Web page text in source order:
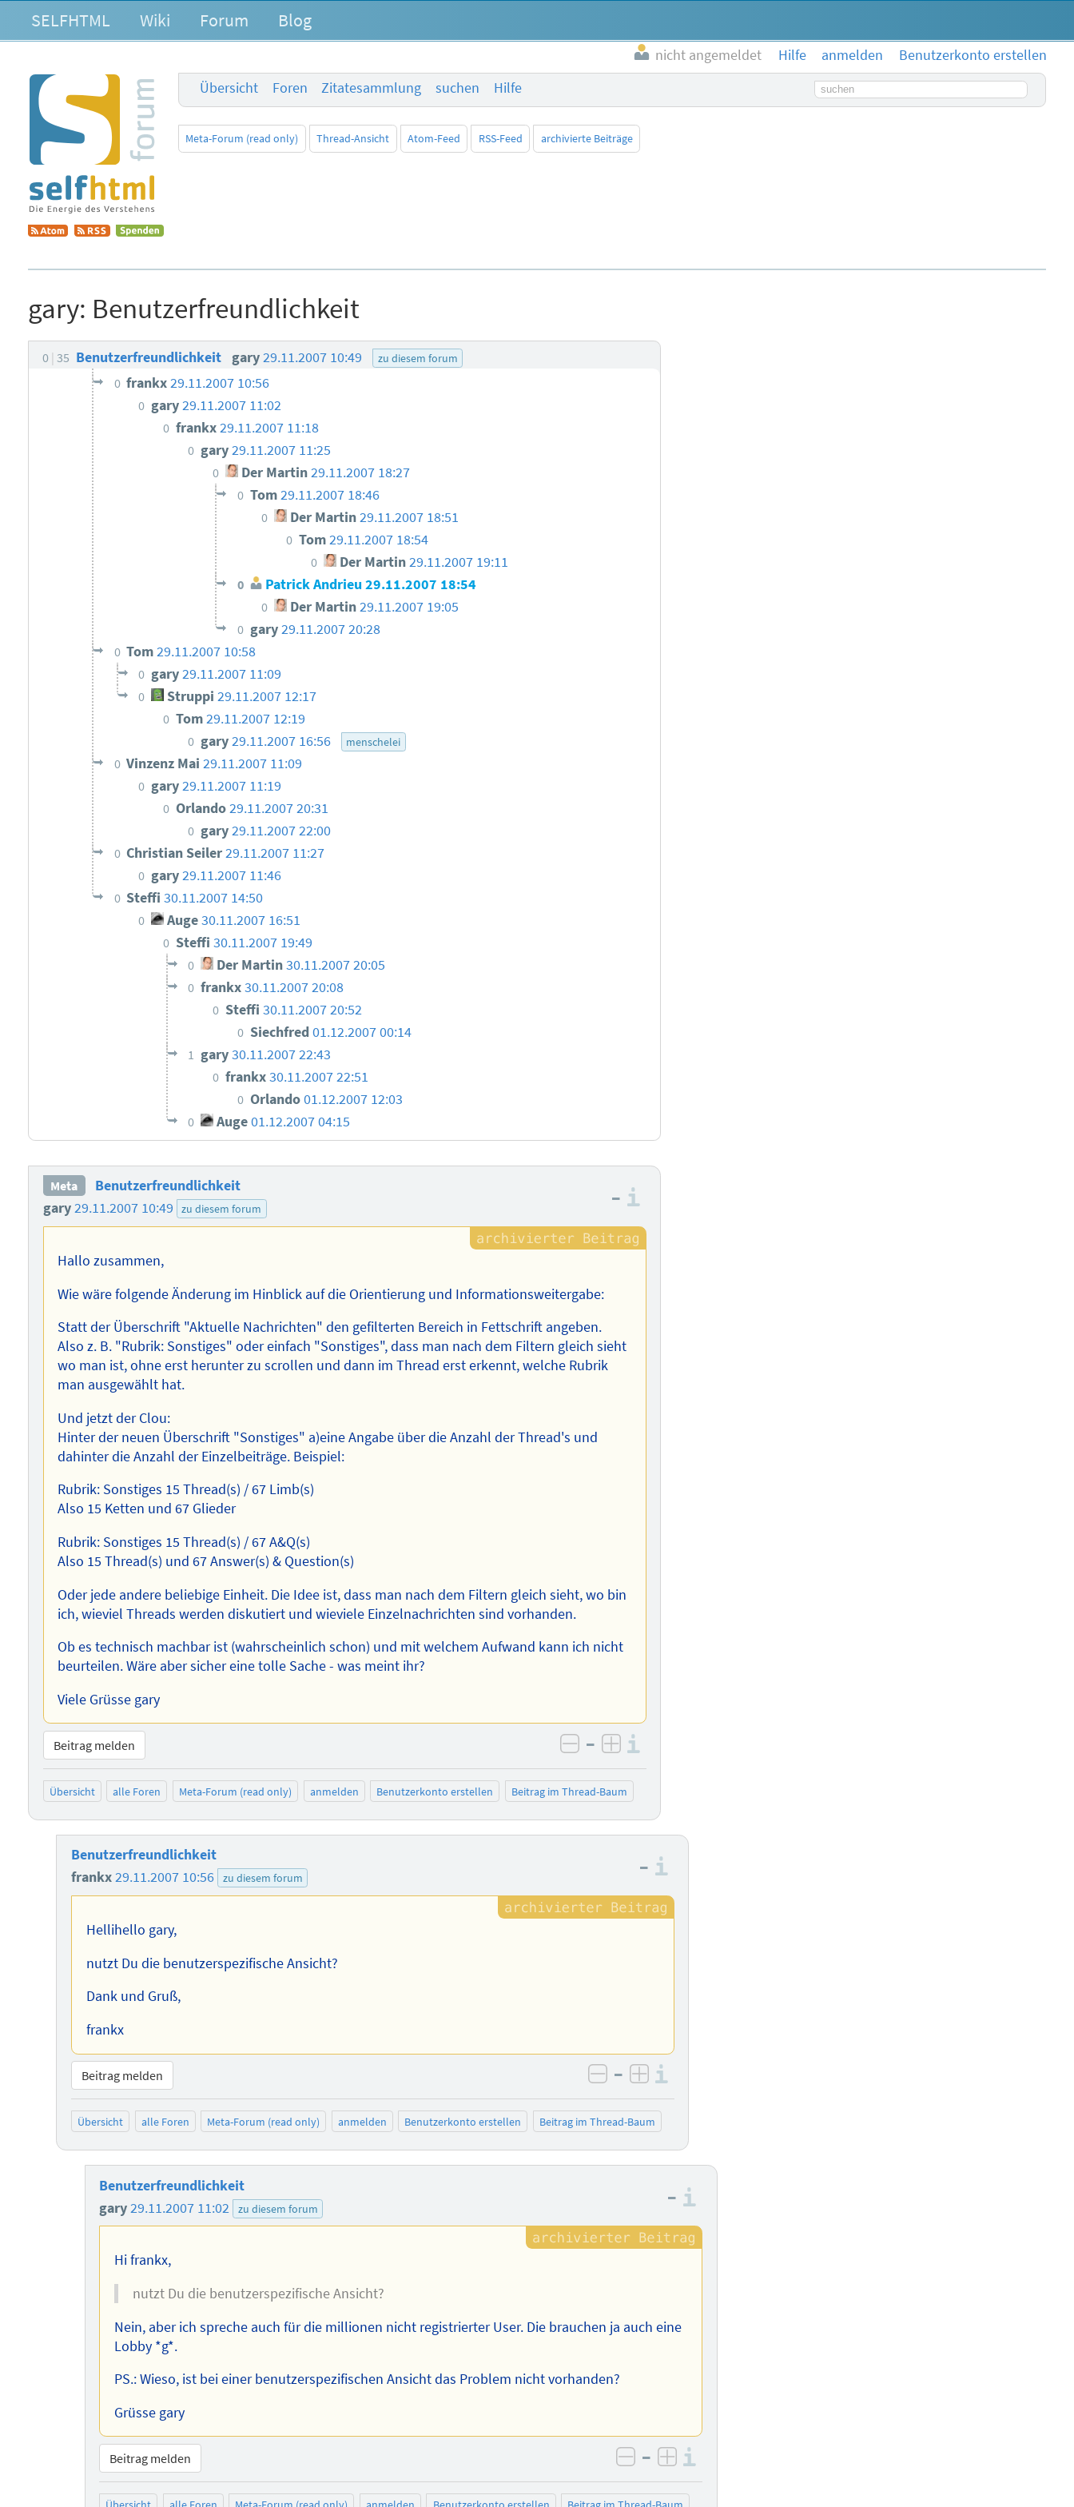
SELFHTML Wiki Forum Blog
nicht angemeldet Hilfe anmelden
Benutzerkonto erstellen
Übersicht
Foren Zitatesammlung suchen Hilfe Suchbegriff
Meta-Forum (read only) Thread-Ansicht Atom-Feed RSS-Feed archivierte Beiträge
gary: Benutzerfreundlichkeit
0 35 Benutzerfreundlichkeit gary29.11.2007 10:49 zu diesem forum
0 frankx29.11.2007 10:56
0 gary29.11.2007 11:02
0 frankx29.11.2007 11:18
0 gary29.11.2007 11:25
0 Der Martin 29.11.2007 18:27
0 Tom29.11.2007 18:46
0 Der Martin29.11.2007 18:51
0 Tom29.11.2007 18:54
0 Der Martin29.11.2007 19:11
0 Patrick Andrieu 29.11.2007 18:54
0 Der Martin29.11.2007 19:05
0 gary29.11.2007 20:28
0 Tom29.11.2007 10:58
0 gary29.11.2007 11:09
0 Struppi 29.11.2007 12:17
0 Tom29.11.2007 12:19
0 gary29.11.2007 16:56 menschelei
0 Vinzenz Mai29.11.2007 11:09
0 gary29.11.2007 11:19
0 Orlando29.11.2007 20:31
0 gary29.11.2007 22:00
0 Christian Seiler29.11.2007 11:27
0 gary29.11.2007 11:46
0 Steffi30.11.2007 14:50
0 Auge30.11.2007 16:51
0 Steffi30.11.2007 19:49
0 Der Martin30.11.2007 20:05
0 frankx30.11.2007 20:08
0 Steffi 30.11.2007 20:52
0 Siechfred 01.12.2007 00:14
1 gary30.11.2007 22:43
0 frankx30.11.2007 22:51
0 Orlando01.12.2007 12:03
0 Auge01.12.2007 04:15
Meta
Benutzerfreundlichkeit
gary29.11.2007 10:49 zu diesem forum –
Hallo zusammen,
Wie wäre folgende Änderung im Hinblick auf die Orientierung und Informationsweitergabe:
Statt der Überschrift "Aktuelle Nachrichten" den gefilterten Bereich in Fettschrift angeben.
Also z. B. "Rubrik: Sonstiges" oder einfach "Sonstiges", dass man nach dem Filtern gleich sieht
wo man ist, ohne erst herunter zu scrollen und dann im Thread erst erkennt, welche Rubrik
man ausgewählt hat.
Und jetzt der Clou:
Hinter der neuen Überschrift "Sonstiges" a)eine Angabe über die Anzahl der Thread's und
dahinter die Anzahl der Einzelbeiträge. Beispiel:
Rubrik: Sonstiges 15 Thread(s) / 67 Limb(s)
Also 15 Ketten und 67 Glieder
Rubrik: Sonstiges 15 Thread(s) / 67 A&Q(s)
Also 15 Thread(s) und 67 Answer(s) & Question(s)
Oder jede andere beliebige Einheit. Die Idee ist, dass man nach dem Filtern gleich sieht, wo bin
ich, wieviel Threads werden diskutiert und wieviele Einzelnachrichten sind vorhanden.
Ob es technisch machbar ist (wahrscheinlich schon) und mit welchem Aufwand kann ich nicht
beurteilen. Wäre aber sicher eine tolle Sache - was meint ihr?
Viele Grüsse gary
Beitrag melden negativ bewerten
– positiv bewerten
Übersicht alle Foren Meta-Forum (read only) anmelden Benutzerkonto erstellen Beitrag im Thread-Baum
Benutzerfreundlichkeit
frankx29.11.2007 10:56 zu diesem forum –
Hellihello gary,
nutzt Du die benutzerspezifische Ansicht?
Dank und Gruß,
frankx
Beitrag melden negativ bewerten
– positiv bewerten
Übersicht alle Foren Meta-Forum (read only) anmelden Benutzerkonto erstellen Beitrag im Thread-Baum
Benutzerfreundlichkeit
gary29.11.2007 11:02 zu diesem forum –
Hi frankx,
nutzt Du die benutzerspezifische Ansicht?
Nein, aber ich spreche auch für die millionen nicht registrierter User. Die brauchen ja auch eine
Lobby *g*.
PS.: Wieso, ist bei einer benutzerspezifischen Ansicht das Problem nicht vorhanden?
Grüsse gary
Beitrag melden negativ bewerten
– positiv bewerten